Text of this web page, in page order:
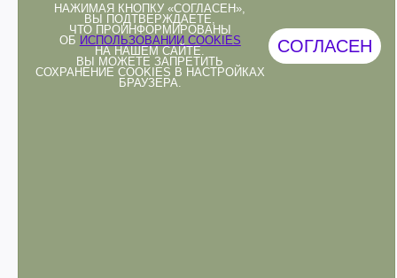
НАЖИМАЯ КНОПКУ «СОГЛАСЕН»,
ВЫ ПОДТВЕРЖДАЕТЕ,
ЧТО ПРОИНФОРМИРОВАНЫ
ОБ ИСПОЛЬЗОВАНИИ COOKIES
НА НАШЕМ САЙТЕ.
ВЫ МОЖЕТЕ ЗАПРЕТИТЬ
СОХРАНЕНИЕ COOKIES В НАСТРОЙКАХ
БРАУЗЕРА.
СОГЛАСЕН